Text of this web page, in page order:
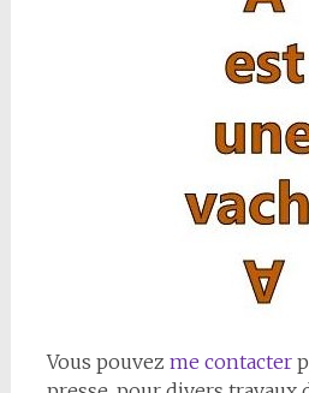
Vous pouvez me contacter